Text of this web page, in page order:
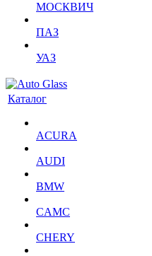
МОСКВИЧ
ПАЗ
УАЗ
Каталог
ACURA
AUDI
BMW
CAMC
CHERY